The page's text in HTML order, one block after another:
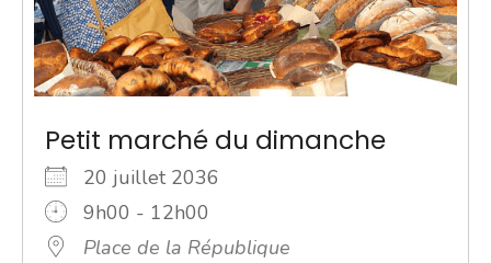
Petit marché du dimanche
20 juillet 2036
9h00 - 12h00
Place de la République